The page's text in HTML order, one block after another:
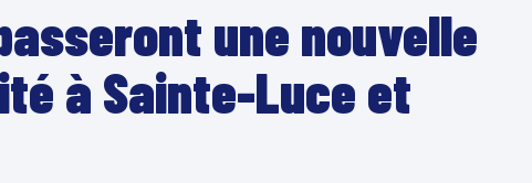
une nouvelle
à Sainte-Luce et